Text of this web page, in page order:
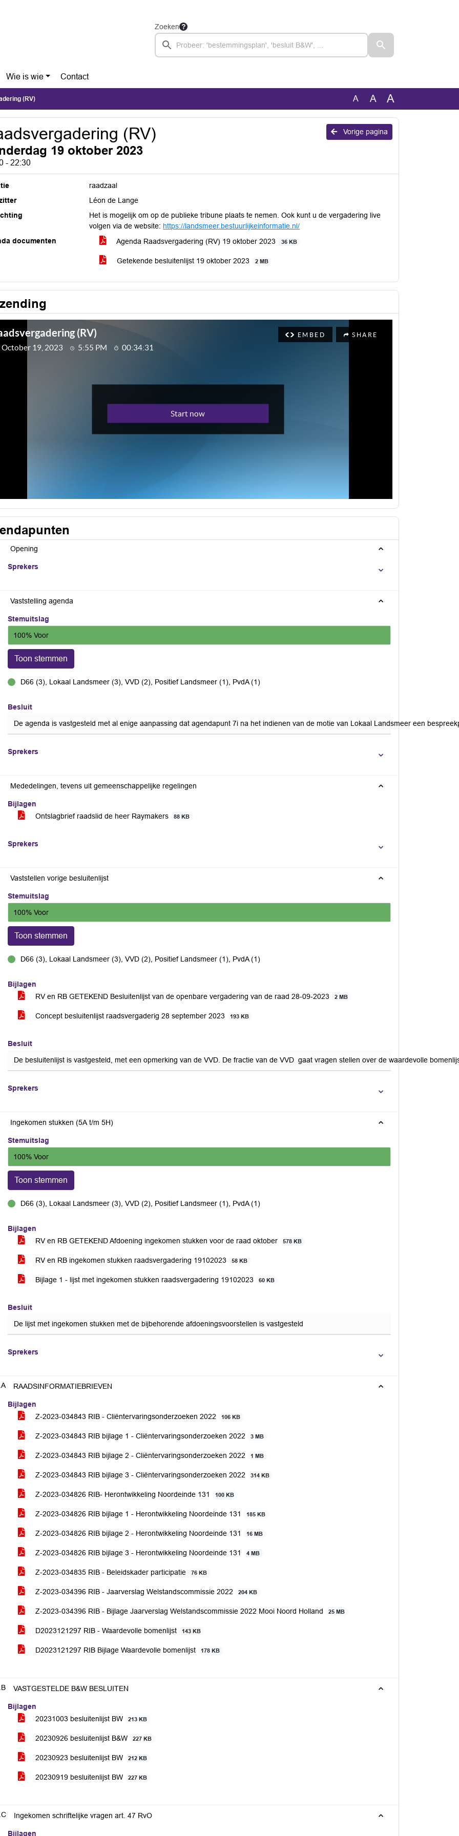
Zoeken
Wie is wie Contact
(RV) A A A
Vorige pagina
(RV)
19 oktober 2023
- 22:30
raadzaal
Léon de Lange
Het is mogelijk om op de publieke tribune plaats te nemen. Ook kunt u de vergadering live
volgen via de website: https://landsmeer.bestuurlijkeinformatie.nl/
documenten
Agenda Raadsvergadering (RV) 19 oktober 2023 36 KB
Getekende besluitenlijst 19 oktober 2023 2 MB
Opening
Sprekers
Vaststelling agenda
Stemuitslag
100% Voor
Toon stemmen
D66 (3), Lokaal Landsmeer (3), VVD (2), Positief Landsmeer (1), PvdA (1)
Besluit
De agenda is vastgesteld met al enige aanpassing dat agendapunt 7i na het indienen van de motie van Lokaal Landsmeer een
Sprekers
Mededelingen, tevens uit gemeenschappelijke regelingen
Bijlagen
Ontslagbrief raadslid de heer Raymakers
88 KB
Sprekers
Vaststellen vorige besluitenlijst
Stemuitslag
100% Voor
Toon stemmen
D66 (3), Lokaal Landsmeer (3), VVD (2), Positief Landsmeer (1), PvdA (1)
Bijlagen
RV en RB GETEKEND Besluitenlijst van de openbare vergadering van de raad 28-09-2023
2 MB
Concept besluitenlijst raadsvergaderig 28 september 2023 193 KB
Besluit
De besluitenlijst is vastgesteld, met een opmerking van de VVD. De fractie van de VVD gaat vragen stellen over de waardevolle
Sprekers
Ingekomen stukken (5A t/m 5H)
Stemuitslag
100% Voor
Toon stemmen
D66 (3), Lokaal Landsmeer (3), VVD (2), Positief Landsmeer (1), PvdA (1)
Bijlagen
RV en RB GETEKEND Afdoening ingekomen stukken voor de raad oktober
578 KB
RV en RB ingekomen stukken raadsvergadering 19102023 58 KB
Bijlage 1 - lijst met ingekomen stukken raadsvergadering 19102023 60 KB
Besluit
De lijst met ingekomen stukken met de bijbehorende afdoeningsvoorstellen is vastgesteld
Sprekers
RAADSINFORMATIEBRIEVEN
Bijlagen
Z-2023-034843 RIB - Cliëntervaringsonderzoeken 2022
106 KB
Z-2023-034843 RIB bijlage 1 - Cliëntervaringsonderzoeken 2022 3 MB
Z-2023-034843 RIB bijlage 2 - Cliëntervaringsonderzoeken 2022 1 MB
Z-2023-034843 RIB bijlage 3 - Cliëntervaringsonderzoeken 2022 314 KB
Z-2023-034826 RIB- Herontwikkeling Noordeinde 131 100 KB
Z-2023-034826 RIB bijlage 1 - Herontwikkeling Noordeinde 131 185 KB
Z-2023-034826 RIB bijlage 2 - Herontwikkeling Noordeinde 131 16 MB
Z-2023-034826 RIB bijlage 3 - Herontwikkeling Noordeinde 131 4 MB
Z-2023-034835 RIB - Beleidskader participatie 76 KB
Z-2023-034396 RIB - Jaarverslag Welstandscommissie 2022 204 KB
Z-2023-034396 RIB - Bijlage Jaarverslag Welstandscommissie 2022 Mooi Noord Holland 25 MB
D2023121297 RIB - Waardevolle bomenlijst 143 KB
D2023121297 RIB Bijlage Waardevolle bomenlijst 178 KB
VASTGESTELDE B&W BESLUITEN
Bijlagen
20231003 besluitenlijst BW
213 KB
20230926 besluitenlijst B&W 227 KB
20230923 besluitenlijst BW 212 KB
20230919 besluitenlijst BW 227 KB
Ingekomen schriftelijke vragen art. 47 RvO
Bijlagen